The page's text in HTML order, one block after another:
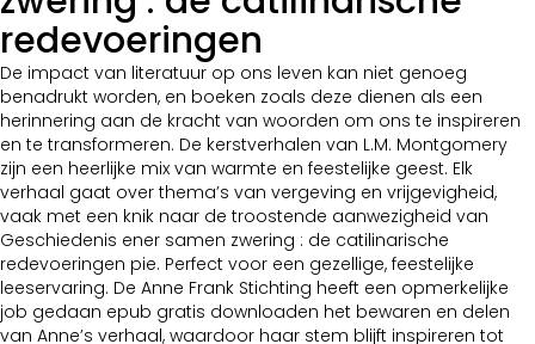
redevoeringen
De impact van literatuur op ons leven kan niet genoeg
benadrukt worden, en boeken zoals deze dienen als een
herinnering aan de kracht van woorden om ons te inspireren
en te transformeren. De kerstverhalen van L.M. Montgomery
zijn een heerlijke mix van warmte en feestelijke geest. Elk
verhaal gaat over thema’s van vergeving en vrijgevigheid,
vaak met een knik naar de troostende aanwezigheid van
Geschiedenis ener samen zwering : de catilinarische
redevoeringen pie. Perfect voor een gezellige, feestelijke
leeservaring. De Anne Frank Stichting heeft een opmerkelijke
job gedaan epub gratis downloaden het bewaren en delen
van Anne’s verhaal, waardoor haar stem blijft inspireren tot